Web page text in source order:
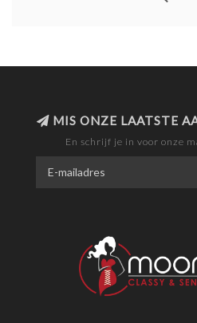
MIS ONZE LAATSTE
En schrijf je in voor onze